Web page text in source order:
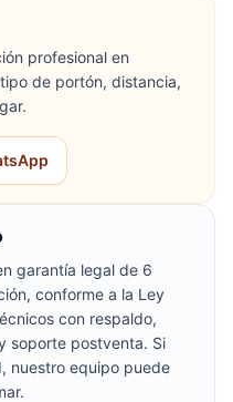
profesional en
de portón, distancia,
garantía legal de 6
conforme a la Ley
con respaldo,
soporte postventa. Si
nuestro equipo puede